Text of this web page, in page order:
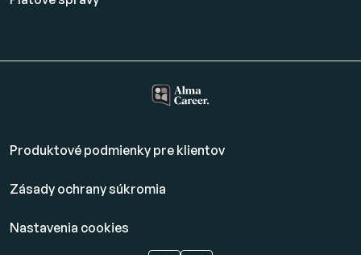
Produktové podmienky pre klientov
Zásady ochrany súkromia
Nastavenia cookies